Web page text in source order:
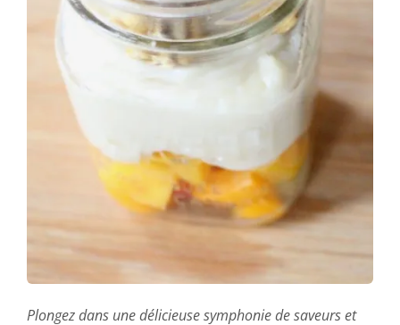
Plongez dans une délicieuse symphonie de saveurs et